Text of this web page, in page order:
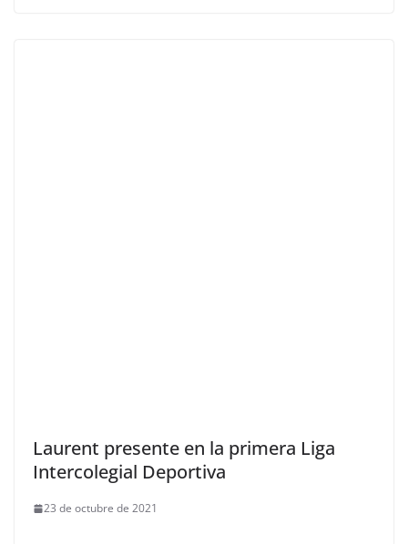
Laurent presente en la primera Liga
Intercolegial Deportiva
23 de octubre de 2021